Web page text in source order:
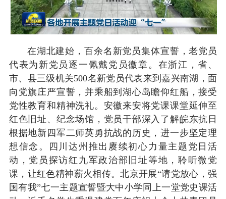
在湖北建始，百余名新党员集体宣誓，老党员
代表为新党员逐一佩戴党员徽章。在浙江，省、
市、县三级机关500名新党员代表来到嘉兴南湖，面
向党旗庄严宣誓，并乘船到湖心岛瞻仰红船，接受
党性教育和精神洗礼。安徽来安将党课课堂延伸至
红色旧址、纪念场馆，党员干部深入了解皖东抗日
根据地新四军二师英勇抗战的历史，进一步坚定理
想信念。四川达州推出赓续初心力量主题党日活
动，党员探访红九军政治部旧址等地，聆听微党
课，让红色精神薪火相传。北京开展“请党放心，强
国有我”七一主题宣誓暨大中小学同上一堂党史课活